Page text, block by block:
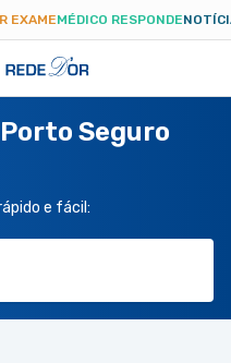
EXAMEMÉDICO RESPONDE
Seguro
e fácil: